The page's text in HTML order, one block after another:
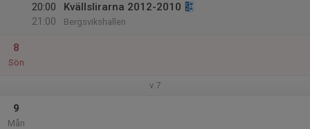
20:00
21:00
Kvällslirarna 2012-2010
Bergsvikshallen
8
Sön
v.7
9
Mån